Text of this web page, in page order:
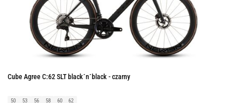
Cube Agree C:62 SLT black´n´black - czarny
50 53 56 58 60 62